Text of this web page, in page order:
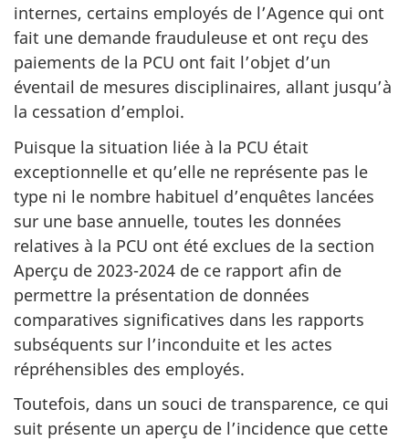
internes, certains employés de l’Agence qui ont
fait une demande frauduleuse et ont reçu des
paiements de la PCU ont fait l’objet d’un
éventail de mesures disciplinaires, allant jusqu’à
la cessation d’emploi.
Puisque la situation liée à la PCU était
exceptionnelle et qu’elle ne représente pas le
type ni le nombre habituel d’enquêtes lancées
sur une base annuelle, toutes les données
relatives à la PCU ont été exclues de la section
Aperçu de 2023-2024 de ce rapport afin de
permettre la présentation de données
comparatives significatives dans les rapports
subséquents sur l’inconduite et les actes
répréhensibles des employés.
Toutefois, dans un souci de transparence, ce qui
suit présente un aperçu de l’incidence que cette